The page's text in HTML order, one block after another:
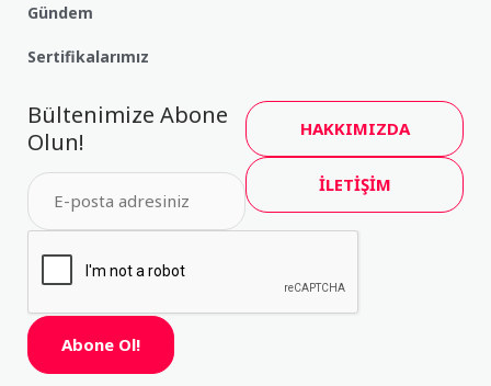
Gündem
Sertifikalarımız
Bültenimize Abone
Olun!
Abone Ol!
HAKKIMIZDA
İLETİŞİM